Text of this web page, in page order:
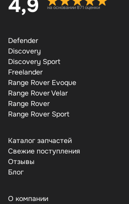
4,9 на основании 871 оценки
Defender
Discovery
Discovery Sport
Freelander
Range Rover Evoque
Range Rover Velar
Range Rover
Range Rover Sport
Каталог запчастей
Свежие поступления
Отзывы
Бло
О компании